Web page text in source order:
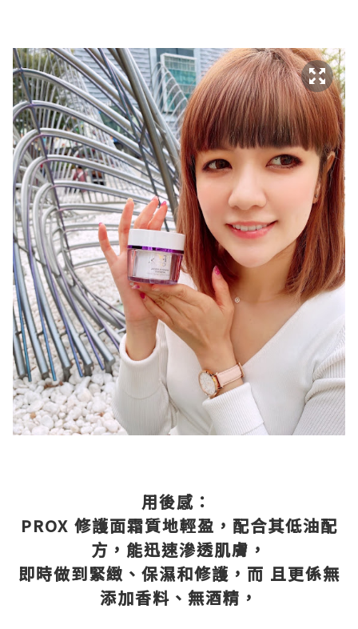
用後感：
PROX 修護面霜質地輕盈，配合其低油配
方，能迅速滲透肌膚，
即時做到緊緻、保濕和修護，而 且更係無
添加香料、無酒精，